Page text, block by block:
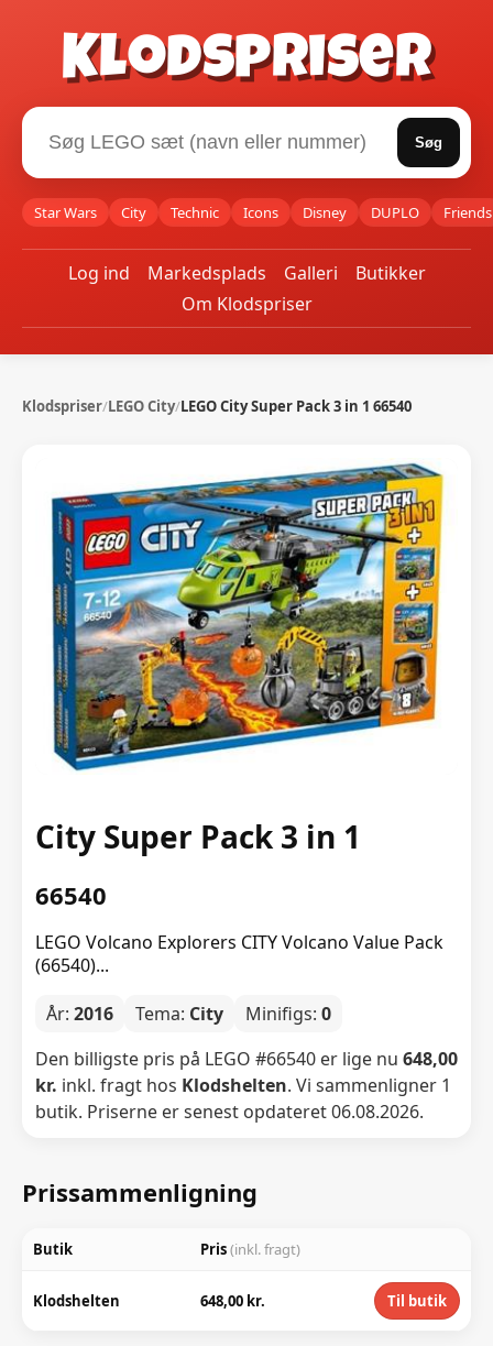
Klodspriser
Søg
Star Wars City Technic Icons Disney DUPLO Friends
Log ind Markedsplads Galleri
Butikker
Om Klodspriser
Klodspriser/LEGO City/LEGO City Super Pack 3 in 1 66540
City Super Pack 3 in 1
66540
LEGO Volcano Explorers CITY Volcano Value Pack
(66540)...
År: 2016 Tema: City Minifigs: 0
Den billigste pris på LEGO #66540 er lige nu 648,00
kr. inkl. fragt hos Klodshelten. Vi sammenligner 1
butik. Priserne er senest opdateret 06.08.2026.
Prissammenligning
Butik Pris(inkl. fragt)
Klodshelten 648,00 kr. Til butik